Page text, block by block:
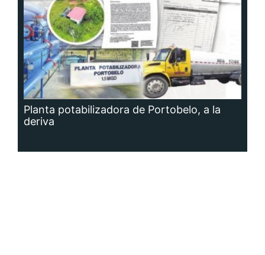
Planta potabilizadora de Portobelo, a la
deriva